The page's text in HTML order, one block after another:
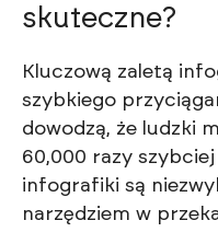
skuteczne?
Kluczową zaletą
szybkiego
dowodzą, że ludzki
60,000 razy
infografiki są
narzędziem w